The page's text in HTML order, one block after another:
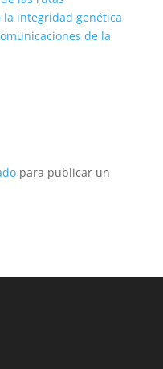
integridad genética
de la
para publicar un